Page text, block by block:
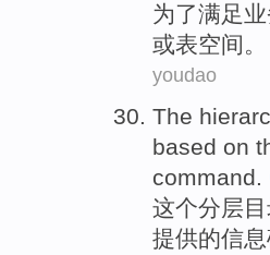
为了满足
或表空间。
youdao
The
based on
command.
这个分层
提供的信息